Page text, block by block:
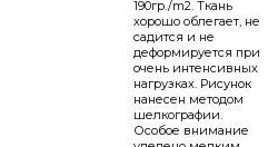
190гр./m2. Ткань
хорошо облегает, не
садится и не
деформируется при
очень интенсивных
нагрузках. Рисунок
нанесен методом
шелкографии.
Особое внимание